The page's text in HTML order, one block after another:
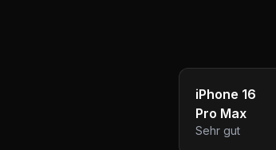
iPhone 16
Pro Max
Sehr gut